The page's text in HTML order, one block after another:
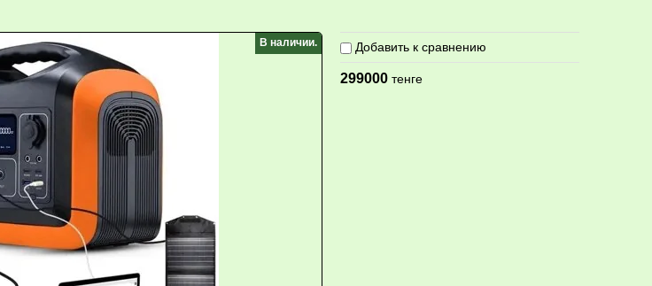
В наличии. Добавить к сравнению
299000 тенге